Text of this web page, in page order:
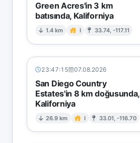
Green Acres'in 3 km
batısında, Kaliforniya
1.4 km I 33.74, -117.11
23:47:15 07.08.2026
San Diego Country
Estates'in 8 km doğusunda,
Kaliforniya
26.9 km I 33.01, -116.70